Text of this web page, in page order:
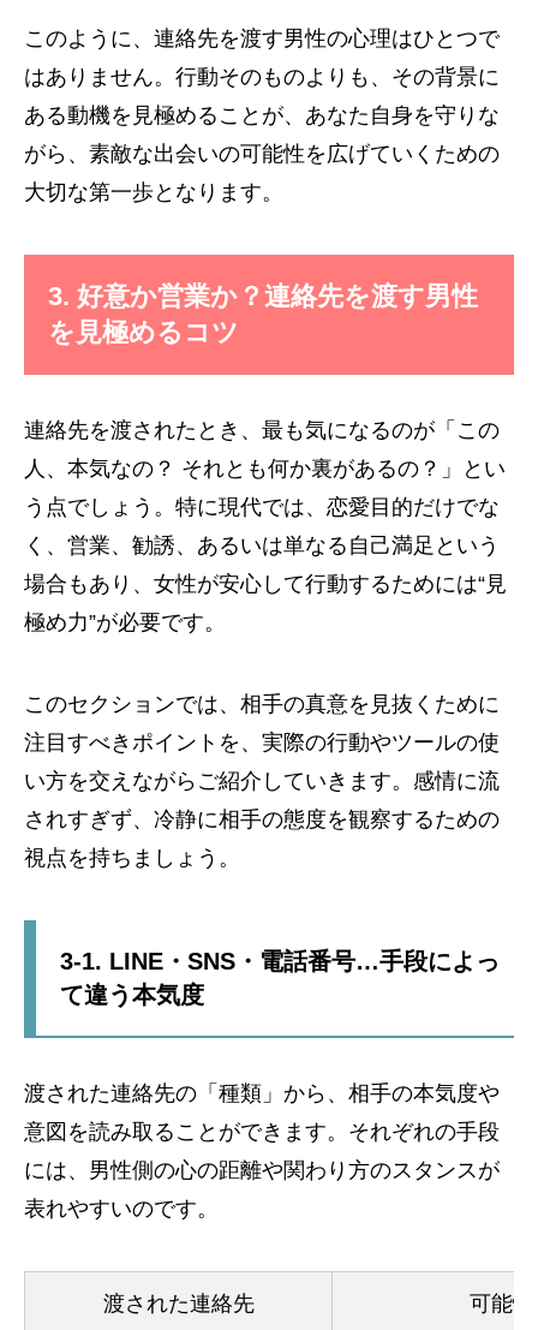
このように、連絡先を渡す男性の心理はひとつで
はありません。行動そのものよりも、その背景に
ある動機を見極めることが、あなた自身を守りな
がら、素敵な出会いの可能性を広げていくための
大切な第一歩となります。
3. 好意か営業か？連絡先を渡す男性
を見極めるコツ
連絡先を渡されたとき、最も気になるのが「この
人、本気なの？ それとも何か裏があるの？」とい
う点でしょう。特に現代では、恋愛目的だけでな
く、営業、勧誘、あるいは単なる自己満足という
場合もあり、女性が安心して行動するためには“見
極め力”が必要です。
このセクションでは、相手の真意を見抜くために
注目すべきポイントを、実際の行動やツールの使
い方を交えながらご紹介していきます。感情に流
されすぎず、冷静に相手の態度を観察するための
視点を持ちましょう。
3-1. LINE・SNS・電話番号…手段によっ
て違う本気度
渡された連絡先の「種類」から、相手の本気度や
意図を読み取ることができます。それぞれの手段
には、男性側の心の距離や関わり方のスタンスが
表れやすいのです。
渡された連絡先 可能